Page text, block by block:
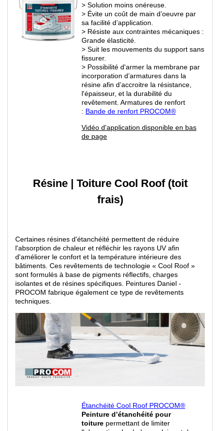
> Solution moins onéreuse.
> Évite un coût de main d’oeuvre par
sa facilité d’application.
> Résiste aux contraintes mécaniques :
Grande élasticité.
> Suit les mouvements du support sans
fissurer.
> Possibilité d'armer la membrane par
incorporation d’armatures dans la
résine afin d’accroitre la résistance,
l'épaisseur, et la durabilité du
revêtement. Armatures de renfort
: Bande de renfort PROCOM®
Vidéo d'application disponible en bas
de page
Résine | Toiture Cool Roof (toit
frais)
Certaines résines d'étanchéité permettent de réduire
l'absorption de chaleur et réfléchir les rayons UV afin
d'améliorer le confort et la température intérieure des
bâtiments. Ces revêtements de technologie « Cool Roof »
sont formulés à base de pigments réflectifs, charges
isolantes et de résines spécifiques. Peintures Daniel -
PROCOM fabrique également ce type de revêtements
techniques.
Étanchéité Cool Roof PROCOM®
Peinture d’étanchéité pour
toiture permettant de limiter